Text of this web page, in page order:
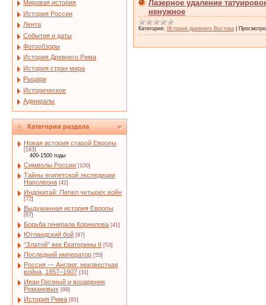
Мировая история
История России
Лента
События и даты
Фотообзоры
История Древнего Рима
История стран мира
Рыцари
Историческое
Адмиралы
Категории раздела
Новая история старой Европы
[183]
400-1500 годы
Символы России [100]
Тайны египетской экспедиции
Наполеона [42]
Индокитай: Пепел четырех войн
[72]
Выдуманная история Европы
[67]
Борьба генерала Корнилова [41]
Ютландский бой [87]
“Златой” век Екатерины II [53]
Последний император [55]
Россия — Англия: неизвестная
война, 1857–1907 [31]
Иван Грозный и воцарение
Романовых [89]
История Рима [81]
Лазерное удаление
ненужное
Категория: История древнего Востока